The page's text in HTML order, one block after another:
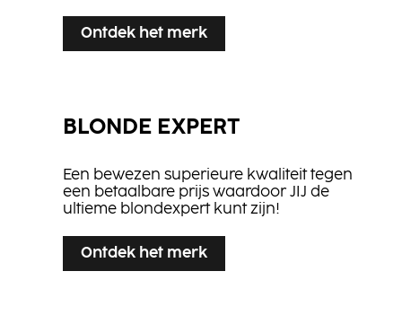
Ontdek het merk
BLONDE EXPERT
Een bewezen superieure kwaliteit tegen
een betaalbare prijs waardoor JIJ de
ultieme blondexpert kunt zijn!
Ontdek het merk